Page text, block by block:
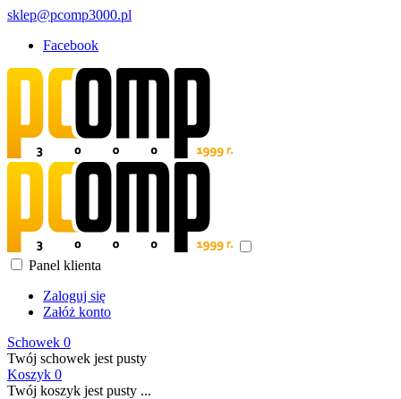
sklep@pcomp3000.pl
Facebook
Panel klienta
Zaloguj się
Załóż konto
Schowek 0
Twój schowek jest pusty
Koszyk 0
Twój koszyk jest pusty ...